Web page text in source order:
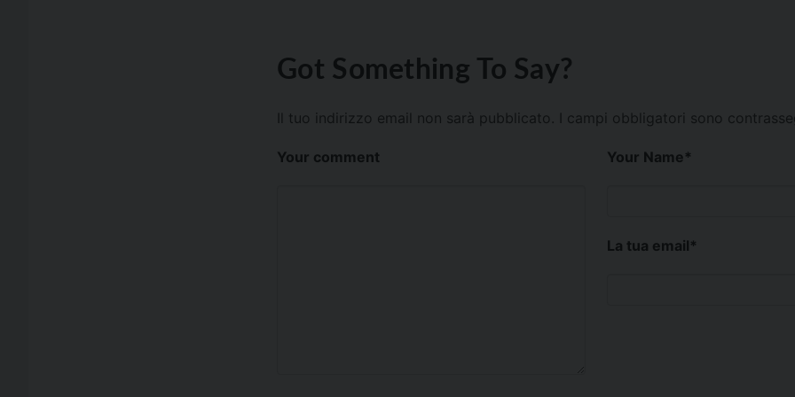
Got Something To Say?
Il tuo indirizzo email non sarà pubblicato. I campi obbligatori sono
Your comment Your Name*
La tua email*